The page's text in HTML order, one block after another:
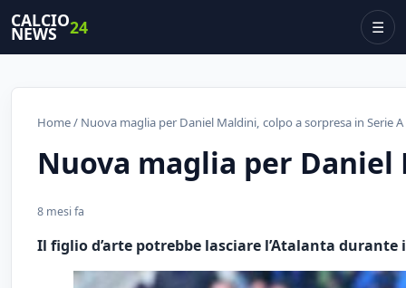
CALCIO
NEWS 24 ☰
Home/ Nuova maglia per Daniel Maldini, colpo a sorpresa in Serie A
Nuova maglia per Daniel
8 mesi fa
Il figlio d’arte potrebbe lasciare l’Atalanta